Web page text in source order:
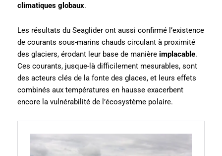
climatiques globaux.
Les résultats du Seaglider ont aussi confirmé l’existence
de courants sous-marins chauds circulant à proximité
des glaciers, érodant leur base de manière implacable.
Ces courants, jusque-là difficilement mesurables, sont
des acteurs clés de la fonte des glaces, et leurs effets
combinés aux températures en hausse exacerbent
encore la vulnérabilité de l’écosystème polaire.